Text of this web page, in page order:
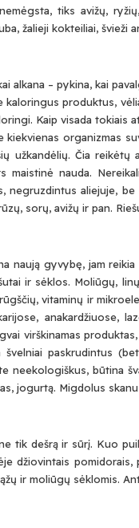
tiks avižų,
žalieji kokteiliai, švieži
alkana – pykina, kai
produktus,
Kaip visada tokiais
kiekvienas organizmas
užkandėlių. Čia
nauda.
negruzdintus aliejuje,
sorų, avižų ir pan.
naują gyvybę, jam
ir sėklos. Moliūgų,
vitaminų ir
anakardžiuose,
virškinamas
paskrudintus
neekologiškus, būtina
jogurtą. Migdolus
tik dešrą ir sūrį. Kuo
džiovintais
ir moliūgų sėklomis.